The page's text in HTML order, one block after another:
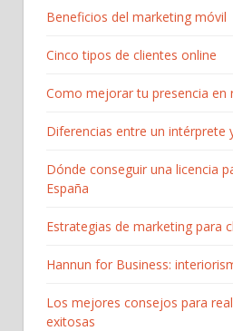
Beneficios del marketing móvil
Cinco tipos de clientes online
Como mejorar tu presencia en
Diferencias entre un intérprete
Dónde conseguir una licencia
España
Estrategias de marketing para
Hannun for Business:
Los mejores consejos para
exitosas